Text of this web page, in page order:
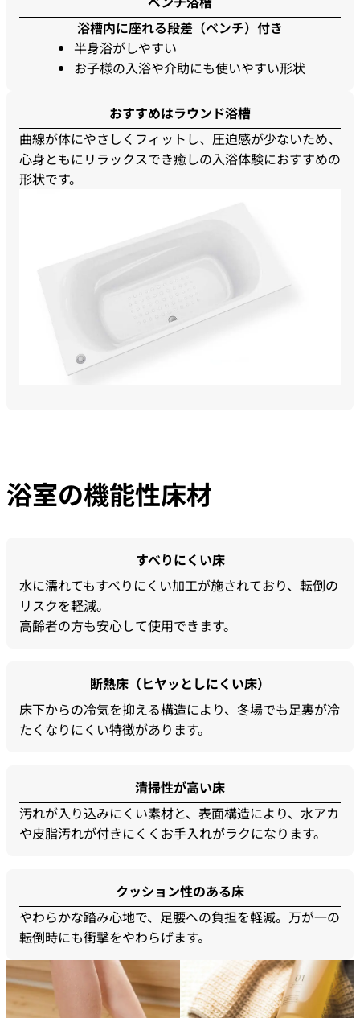
浴槽内に座れる段差（ベンチ）付き
半身浴がしやすい
お子様の入浴や介助にも使いやすい形状
おすすめはラウンド浴槽
曲線が体にやさしくフィットし、圧迫感が少ないため、
心身ともにリラックスでき癒しの入浴体験におすすめの
形状です。
浴室の機能性床材
すべりにくい床
水に濡れてもすべりにくい加工が施されており、転倒の
リスクを軽減。
高齢者の方も安心して使用できます。
断熱床（ヒヤッとしにくい床）
床下からの冷気を抑える構造により、冬場でも足裏が冷
たくなりにくい特徴があります。
清掃性が高い床
汚れが入り込みにくい素材と、表面構造により、水アカ
や皮脂汚れが付きにくくお手入れがラクになります。
クッション性のある床
やわらかな踏み心地で、足腰への負担を軽減。万が一の
転倒時にも衝撃をやわらげます。